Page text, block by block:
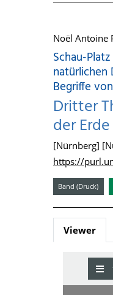
Noël Antoine
Schau-
natürlichen
Begriffe
Dritter
der
[Nürnberg]
https://
Band (Druck)
Viewer